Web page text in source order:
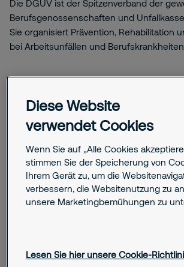
Die DGUV ist der Spitzenverband der
Berufsgenossenschaften und
Sie organisiert Prävention, Rehabilitation
bei Arbeitsunfällen und
Typische Einsatzbereiche:
Arbeitsschutz und Unfallprävention
Regelwerke und Vorschriften für
Schulungen und Unterweisungen
Berufsgenossenschaftliche
Forschung zu Arbeits- und
DGUV Vorschriften und Regeln,
Diese Website
verwendet Cookies
Wenn Sie auf „Alle Cookies
stimmen Sie der Speicherung von
Ihrem Gerät zu, um die
verbessern, die Websitenutzung zu
unsere Marketingbemühungen zu
Lesen Sie hier unsere Cookie-